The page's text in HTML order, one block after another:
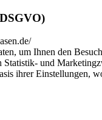
um Ihnen den
und
ihrer